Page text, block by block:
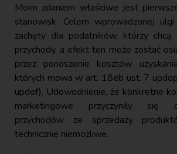
Moim zdaniem właściwe jest
stanowisk. Celem wprowadzonej
zachęty dla podatników, którzy chcą
przychody, a efekt ten może zostać
przez ponoszenie kosztów
których mowa w art. 18eb ust. 7
updof). Udowodnienie, że konkretne
marketingowe przyczyniły się
przychodów ze sprzedaży
technicznie niemożliwe.